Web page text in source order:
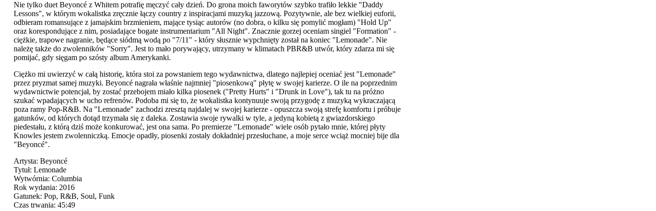
Nie tylko duet Beyoncé z Whitem potrafię męczyć cały dzień. Do grona moich faworytów szybko trafiło lekkie "Daddy
Lessons", w którym wokalistka zręcznie łączy country z inspiracjami muzyką jazzową. Pozytywnie, ale bez wielkiej euforii,
odbieram romansujące z jamajskim brzmieniem, mające tysiąc autorów (no dobra, o kilku się pomylić mogłam) "Hold Up"
oraz korespondujące z nim, posiadające bogate instrumentarium "All Night". Znacznie gorzej oceniam singiel "Formation" -
ciężkie, trapowe nagranie, będące siódmą wodą po "7/11" - który słusznie wypchnięty został na koniec "Lemonade". Nie
należę także do zwolenników "Sorry". Jest to mało porywający, utrzymany w klimatach PBR&B utwór, który zdarza mi się
pomijać, gdy sięgam po szósty album Amerykanki.
Ciężko mi uwierzyć w całą historię, która stoi za powstaniem tego wydawnictwa, dlatego najlepiej oceniać jest "Lemonade"
przez pryzmat samej muzyki. Beyoncé nagrała właśnie najmniej "piosenkową" płytę w swojej karierze. O ile na poprzednim
wydawnictwie potencjał, by zostać przebojem miało kilka piosenek ("Pretty Hurts" i "Drunk in Love"), tak tu na próżno
szukać wpadających w ucho refrenów. Podoba mi się to, że wokalistka kontynuuje swoją przygodę z muzyką wykraczającą
poza ramy Pop-R&B. Na "Lemonade" zachodzi zresztą najdalej w swojej karierze - opuszcza swoją strefę komfortu i próbuje
gatunków, od których dotąd trzymała się z daleka. Zostawia swoje rywalki w tyle, a jedyną kobietą z gwiazdorskiego
piedestału, z którą dziś może konkurować, jest ona sama. Po premierze "Lemonade" wiele osób pytało mnie, której płyty
Knowles jestem zwolenniczką. Emocje opadły, piosenki zostały dokładniej przesłuchane, a moje serce wciąż mocniej bije dla
"Beyoncé".
Artysta: Beyoncé
Tytuł: Lemonade
Wytwórnia: Columbia
Rok wydania: 2016
Gatunek: Pop, R&B, Soul, Funk
Czas trwania: 45:49